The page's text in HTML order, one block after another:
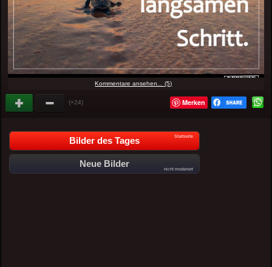
Kommentare ansehen... (5)
(+24) Merken
Bilder des Tages Startseite
Neue Bilder
nicht moderiert